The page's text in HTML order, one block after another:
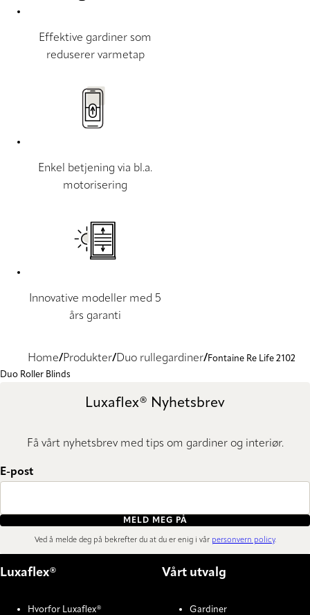
Effektive gardiner som
reduserer varmetap
Enkel betjening via bl.a.
motorisering
Innovative modeller med 5
års garanti
Home Produkter Duo rullegardiner
Fontaine Re Life 2102
Duo Roller Blinds
Luxaflex® Nyhetsbrev
Få vårt nyhetsbrev med tips om gardiner og interiør.
E-post
MELD MEG PÅ
Ved å melde deg på bekrefter du at du er enig i vår personvern policy.
Luxaflex®
Hvorfor Luxaflex®
Vårt utvalg
Gardiner